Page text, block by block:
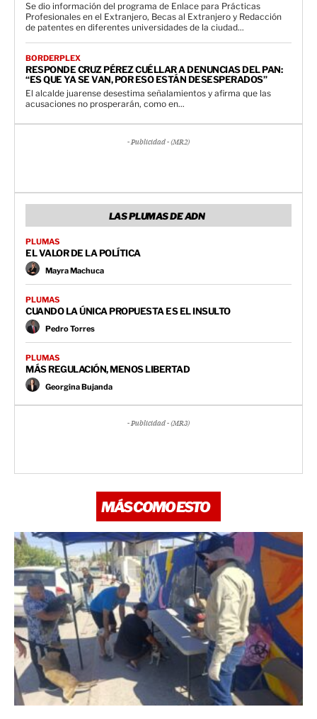
Se dio información del programa de Enlace para Prácticas
Profesionales en el Extranjero, Becas al Extranjero y Redacción
de patentes en diferentes universidades de la ciudad...
BORDERPLEX
RESPONDE CRUZ PÉREZ CUÉLLAR A DENUNCIAS DEL PAN:
“ES QUE YA SE VAN, POR ESO ESTÁN DESESPERADOS”
El alcalde juarense desestima señalamientos y afirma que las
acusaciones no prosperarán, como en...
- Publicidad - (MR2)
LAS PLUMAS DE ADN
PLUMAS
EL VALOR DE LA POLÍTICA
Mayra Machuca
PLUMAS
CUANDO LA ÚNICA PROPUESTA ES EL INSULTO
Pedro Torres
PLUMAS
MÁS REGULACIÓN, MENOS LIBERTAD
Georgina Bujanda
- Publicidad - (MR3)
MÁS COMO ESTO